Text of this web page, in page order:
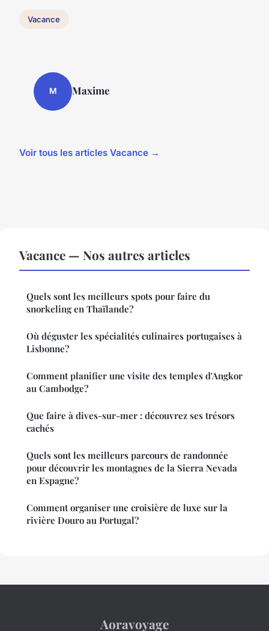
Vacance
M Maxime
Voir tous les articles Vacance →
Vacance — Nos autres articles
Quels sont les meilleurs spots pour faire du
snorkeling en Thaïlande?
Où déguster les spécialités culinaires portugaises à
Lisbonne?
Comment planifier une visite des temples d'Angkor
au Cambodge?
Que faire à dives-sur-mer : découvrez ses trésors
cachés
Quels sont les meilleurs parcours de randonnée
pour découvrir les montagnes de la Sierra Nevada
en Espagne?
Comment organiser une croisière de luxe sur la
rivière Douro au Portugal?
Aoravoyage